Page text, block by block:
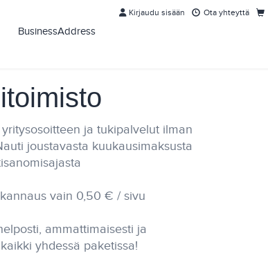
Kirjaudu sisään Ota yhteyttä
Premium
BusinessAddress
ja tukipalvelut ilman
joustavasta kuukausimaksusta
vain 0,50 € / sivu
ammattimaisesti ja
yhdessä paketissa!